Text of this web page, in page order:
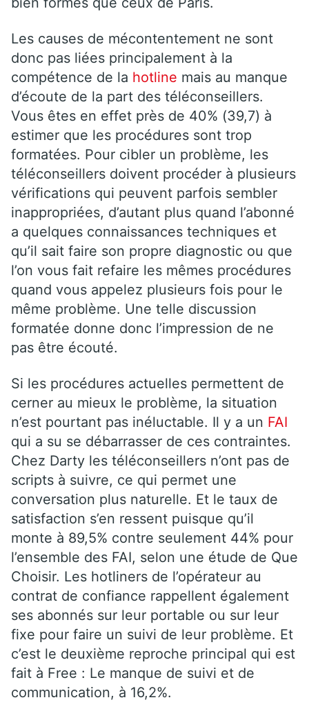
Les causes de mécontentement ne sont
donc pas liées principalement à la
compétence de la hotline mais au manque
d’écoute de la part des téléconseillers.
Vous êtes en effet près de 40% (39,7) à
estimer que les procédures sont trop
formatées. Pour cibler un problème, les
téléconseillers doivent procéder à plusieurs
vérifications qui peuvent parfois sembler
inappropriées, d’autant plus quand l’abonné
a quelques connaissances techniques et
qu’il sait faire son propre diagnostic ou que
l’on vous fait refaire les mêmes procédures
quand vous appelez plusieurs fois pour le
même problème. Une telle discussion
formatée donne donc l’impression de ne
pas être écouté.
Si les procédures actuelles permettent de
cerner au mieux le problème, la situation
n’est pourtant pas inéluctable. Il y a un FAI
qui a su se débarrasser de ces contraintes.
Chez Darty les téléconseillers n’ont pas de
scripts à suivre, ce qui permet une
conversation plus naturelle. Et le taux de
satisfaction s’en ressent puisque qu’il
monte à 89,5% contre seulement 44% pour
l’ensemble des FAI, selon une étude de Que
Choisir. Les hotliners de l’opérateur au
contrat de confiance rappellent également
ses abonnés sur leur portable ou sur leur
fixe pour faire un suivi de leur problème. Et
c’est le deuxième reproche principal qui est
fait à Free : Le manque de suivi et de
communication, à 16,2%.